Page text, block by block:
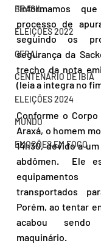
BRASIL
ELEIÇÕES 2022
GERAL
CENTENÁRIO DE IBIÁ
ELEIÇÕES 2024
MUNDO
EMOÇÕES EM FOCO
“Informamos
processo de
seguindo os
segurança da
trecho da nota
(leia a íntegra no
Conforme o
Araxá, o homem
14h30, devido a
abdômen.  Ele
transportados
Porém, ao tentar
acabou
maquinário.